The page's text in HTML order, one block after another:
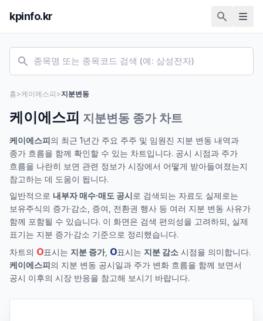
kpinfo.kr
홈>케이에스피 >지분변동
케이에스피 지분변동 종가 차트
케이에스피의 최근 1년간 주요 주주 및 임원진 지분 변동 내역과
종가 흐름을 함께 확인할 수 있는 차트입니다. 공시 시점과 주가
흐름을 나란히 보면 관련 정보가 시장에서 어떻게 받아들여졌는지
참고하는 데 도움이 됩니다.
일반적으로 내부자 매수·매도 공시로 검색되는 자료도 실제로는
보유주식의 증가·감소, 증여, 전환권 행사 등 여러 지분 변동 사유가
함께 포함될 수 있습니다. 이 화면은 검색 편의성을 고려하되, 실제
표기는 지분 증가·감소 기준으로 정리했습니다.
차트의 O표시는 지분 증가, O표시는 지분 감소 시점을 의미합니다.
케이에스피의 지분 변동 공시일과 주가 변화 흐름을 함께 보면서
공시 이후의 시장 반응을 참고해 보시기 바랍니다.